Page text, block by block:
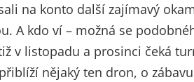
na konto další zajímavý
A kdo ví – možná se
v listopadu a prosinci čeká
nějaký ten dron, o